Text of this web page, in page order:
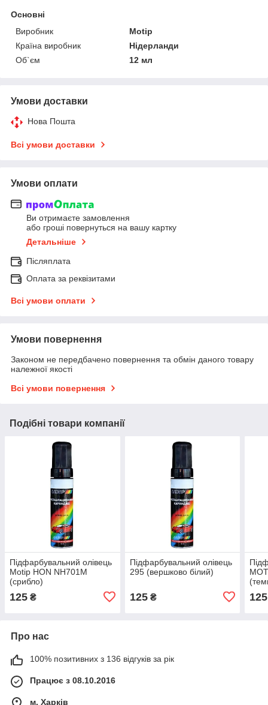
Основні
Виробник
Motip
Країна виробник
Нідерланди
Об`єм
12 мл
Умови доставки
Нова Пошта
Всі умови доставки
Умови оплати
Ви отримаєте замовлення
або гроші повернуться на вашу картку
Детальніше
Післяплата
Оплата за реквізитами
Всі умови оплати
Умови повернення
Законом не передбачено повернення та обмін даного товару
належної якості
Всі умови повернення
Подібні товари компанії
Підфарбувальний олівець
Motip HON NH701M
(срибло)
125 ₴
Підфарбувальний олівець
295 (вершково білий)
125₴ 125
Про нас
100% позитивних з 136 відгуків за рік
Працює з 08.10.2016
м. Харків